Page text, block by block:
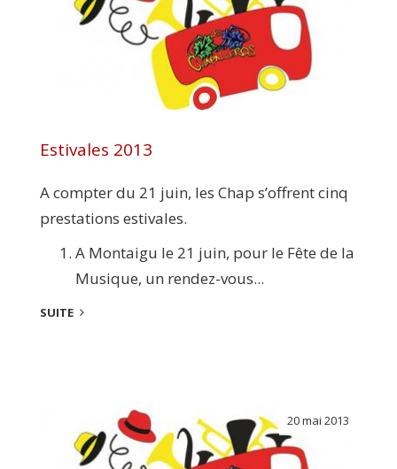
Estivales 2013
A compter du 21 juin, les Chap s’offrent cinq
prestations estivales.
A Montaigu le 21 juin, pour le Fête de la
Musique, un rendez-vous...
SUITE
20 mai 2013